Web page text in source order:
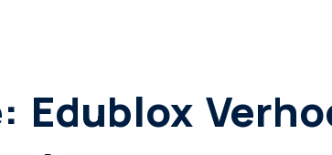
Edublox